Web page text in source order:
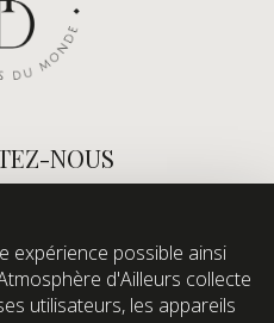
NOUS
60 12 68 26
Quincampoix
expérience possible ainsi
d'Ailleurs collecte
utilisateurs, les appareils